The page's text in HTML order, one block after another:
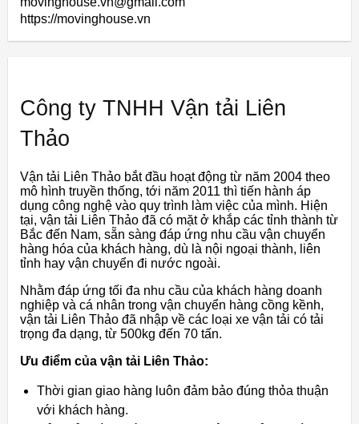
https://movinghouse.vn
Công ty TNHH Vận tải Liên
Thảo
Vận tải Liên Thảo bắt đầu hoạt động từ năm 2004 theo
mô hình truyền thống, tới năm 2011 thì tiến hành áp
dụng công nghệ vào quy trình làm việc của mình. Hiện
tại, vận tải Liên Thảo đã có mặt ở khắp các tỉnh thành từ
Bắc đến Nam, sẵn sàng đáp ứng nhu cầu vận chuyển
hàng hóa của khách hàng, dù là nội ngoại thành, liên
tỉnh hay vận chuyển đi nước ngoài.
Nhằm đáp ứng tối đa nhu cầu của khách hàng doanh
nghiệp và cá nhân trong vận chuyển hàng cồng kềnh,
vận tải Liên Thảo đã nhập về các loại xe vận tải có tải
trọng đa dạng, từ 500kg đến 70 tấn.
Ưu điểm của vận tải Liên Thảo:
Thời gian giao hàng luôn đảm bảo đúng thỏa thuận
với khách hàng.